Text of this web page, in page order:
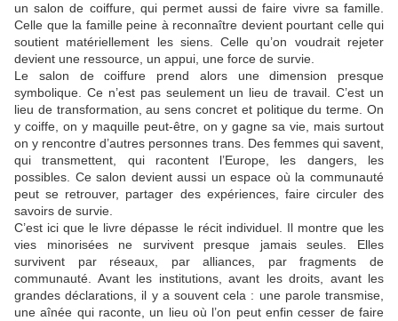
un salon de coiffure, qui permet aussi de faire vivre sa famille.
Celle que la famille peine à reconnaître devient pourtant celle qui
soutient matériellement les siens. Celle qu’on voudrait rejeter
devient une ressource, un appui, une force de survie.
Le salon de coiffure prend alors une dimension presque
symbolique. Ce n’est pas seulement un lieu de travail. C’est un
lieu de transformation, au sens concret et politique du terme. On
y coiffe, on y maquille peut-être, on y gagne sa vie, mais surtout
on y rencontre d’autres personnes trans. Des femmes qui savent,
qui transmettent, qui racontent l’Europe, les dangers, les
possibles. Ce salon devient aussi un espace où la communauté
peut se retrouver, partager des expériences, faire circuler des
savoirs de survie.
C’est ici que le livre dépasse le récit individuel. Il montre que les
vies minorisées ne survivent presque jamais seules. Elles
survivent par réseaux, par alliances, par fragments de
communauté. Avant les institutions, avant les droits, avant les
grandes déclarations, il y a souvent cela : une parole transmise,
une aînée qui raconte, un lieu où l’on peut enfin cesser de faire